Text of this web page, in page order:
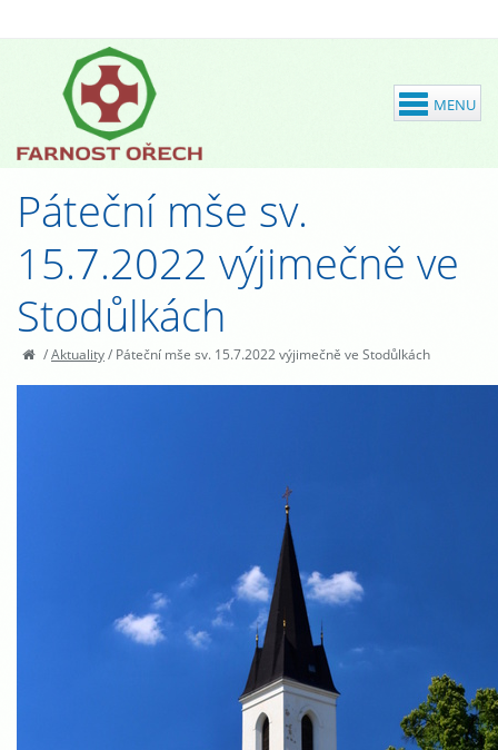
Páteční mše sv.
15.7.2022 výjimečně ve
Stodůlkách
/Aktuality/ Páteční mše sv. 15.7.2022 výjimečně ve Stodůlkách